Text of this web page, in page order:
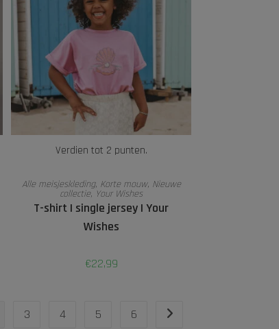
Verdien tot 2 punten.
OPTIES SELECTEREN
Alle meisjeskleding, Korte mouw, Nieuwe
collectie, Your Wishes
T-shirt | single jersey | Your
Wishes
€22,99
3 4 5 6